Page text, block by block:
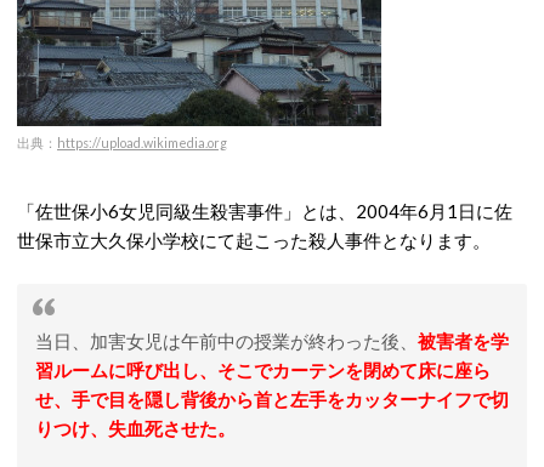
出典： https://upload.wikimedia.org
「佐世保小6女児同級生殺害事件」とは、2004年6月1日に佐
世保市立大久保小学校にて起こった殺人事件となります。
当日、加害女児は午前中の授業が終わった後、 被害者を学
習ルームに呼び出し、そこでカーテンを閉めて床に座ら
せ、手で目を隠し背後から首と左手をカッターナイフで切
りつけ、失血死させた。